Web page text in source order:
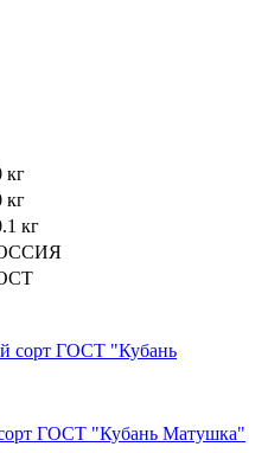
кг
кг
кг
ГОСТ "Кубань Матушка"